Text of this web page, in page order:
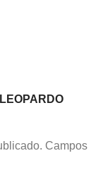
Campos